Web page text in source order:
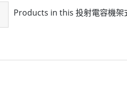
防等級顯示器採用投射電容式觸
、直接光學貼合和寬視角等先進
能夠承受跌落、衝擊、液體溢出
Products in this 投射電容機架